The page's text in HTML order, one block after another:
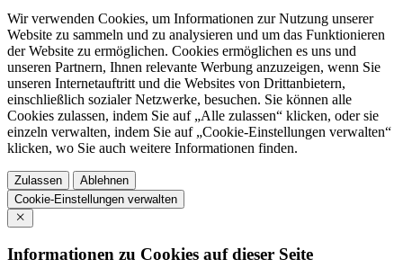
Wir verwenden Cookies, um Informationen zur Nutzung unserer
Website zu sammeln und zu analysieren und um das Funktionieren
der Website zu ermöglichen. Cookies ermöglichen es uns und
unseren Partnern, Ihnen relevante Werbung anzuzeigen, wenn Sie
unseren Internetauftritt und die Websites von Drittanbietern,
einschließlich sozialer Netzwerke, besuchen. Sie können alle
Cookies zulassen, indem Sie auf „Alle zulassen“ klicken, oder sie
einzeln verwalten, indem Sie auf „Cookie-Einstellungen verwalten“
klicken, wo Sie auch weitere Informationen finden.
Zulassen
Ablehnen
Cookie-Einstellungen verwalten
Informationen zu Cookies auf dieser Seite